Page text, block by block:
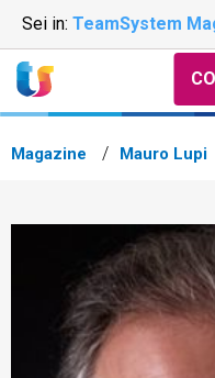
Sei in: TeamSystem
Magazine Mauro Lupi